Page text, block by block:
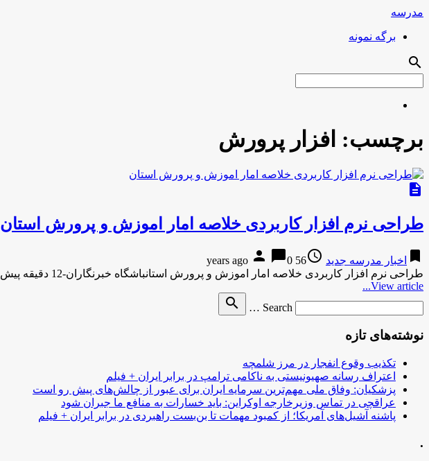
مدرسه
برگه نمونه
search
برچسب: افزار پرورش
description
طراحی نرم افزار کاربردی خلاصه امار اموزش و پرورش استان
bookmark اخبار مدرسه جدید access_time
56 years ago
person chat_bubble0
طراحی نرم افزار کاربردی خلاصه امار اموزش و پرورش استانباشگاه خبرنگاران-12 دقیقه پیش طراحی نرم افزار کاربردی خلاصه امار اموزش …
View article...
Search …
search
نوشته‌های تازه
تکذیب وقوع انفجار در مرز شلمچه
اعتراف رسانه صهیونیستی به ناکامی ترامپ در برابر ایران + فیلم
پزشکیان: وفاق ملی مهم‌ترین سرمایه ایران برای عبور از چالش‌های پیش رو است
عراقچی در تماس وزیرخارجه اوکراین: باید خسارات به منافع ما جبران شود
پاشنه آشیل‌های آمریکا؛ از کمبود مهمات تا بن‌بست راهبردی در برابر ایران + فیلم
.